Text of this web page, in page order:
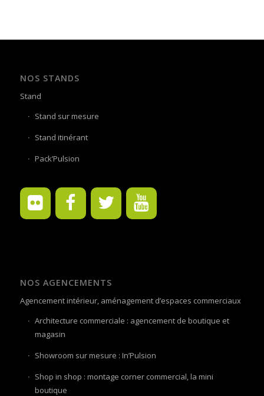
NOS STANDS
Stand
Stand sur mesure
Stand itinérant
Pack’Pulsion
NOS AGENCEMENTS
Agencement intérieur, aménagement d’espaces commerciaux
Architecture commerciale : agencement de boutique et
magasin
Showroom sur mesure : In’Pulsion
Shop in shop : montage corner commercial, la mini
boutique